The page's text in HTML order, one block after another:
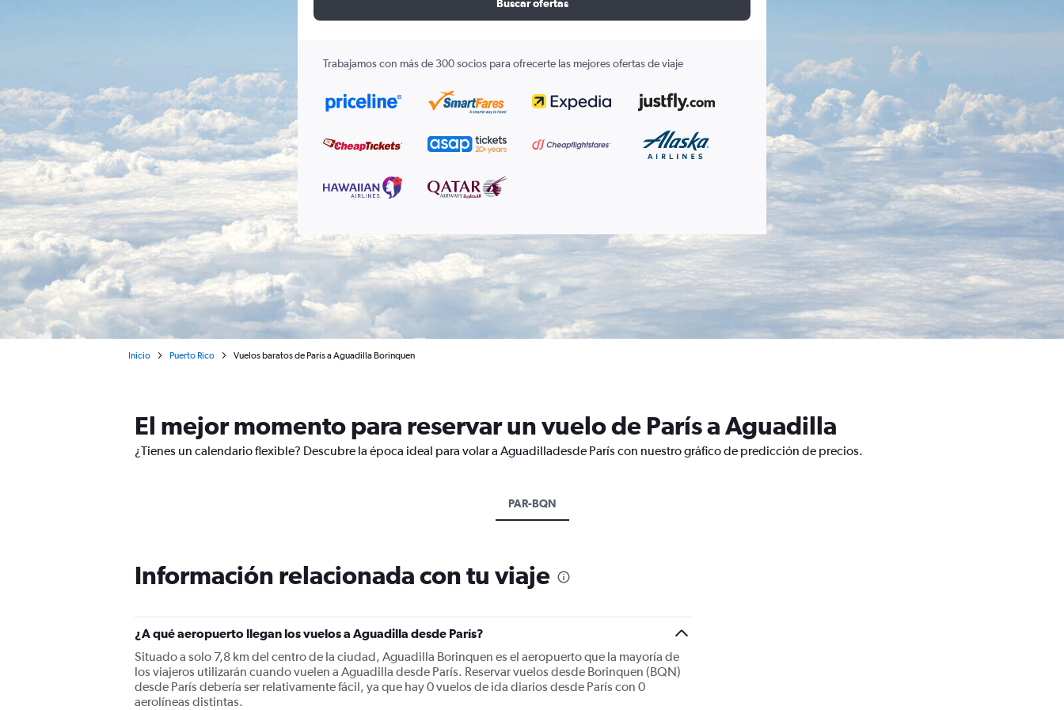
Buscar ofertas
Trabajamos con más de 300 socios para ofrecerte las mejores ofertas de viaje
Inicio Puerto Rico Vuelos baratos de París a Aguadilla Borinquen
El mejor momento para reservar un vuelo de París a Aguadilla
¿Tienes un calendario flexible? Descubre la época ideal para volar a Aguadilladesde París con nuestro gráfico de predicción de precios.
PAR-BQN
Información relacionada con tu viaje
¿A qué aeropuerto llegan los vuelos a Aguadilla desde París?
Situado a solo 7,8 km del centro de la ciudad, Aguadilla Borinquen es el aeropuerto que la mayoría de
los viajeros utilizarán cuando vuelen a Aguadilla desde París. Reservar vuelos desde Borinquen (BQN)
desde París debería ser relativamente fácil, ya que hay 0 vuelos de ida diarios desde París con 0
aerolíneas distintas.